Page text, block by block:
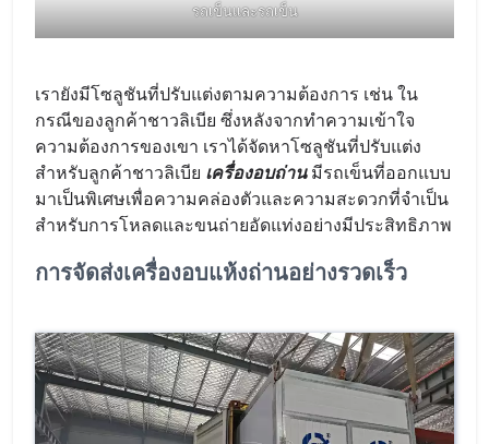
รถเข็นและรถเข็น
เรายังมีโซลูชันที่ปรับแต่งตามความต้องการ เช่น ใน
กรณีของลูกค้าชาวลิเบีย ซึ่งหลังจากทำความเข้าใจ
ความต้องการของเขา เราได้จัดหาโซลูชันที่ปรับแต่ง
สำหรับลูกค้าชาวลิเบีย เครื่องอบถ่านมีรถเข็นที่ออกแบบ
มาเป็นพิเศษเพื่อความคล่องตัวและความสะดวกที่จำเป็น
สำหรับการโหลดและขนถ่ายอัดแท่งอย่างมีประสิทธิภาพ
การจัดส่งเครื่องอบแห้งถ่านอย่างรวดเร็ว